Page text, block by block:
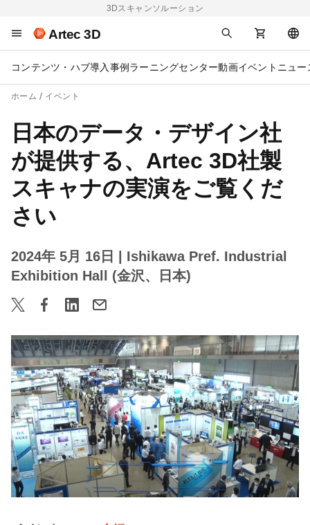
3Dスキャンソルーション
Artec 3D
コンテンツ・ハブ導入事例 ラーニングセンター動画イベント ニュー
ホーム イベント
日本のデータ・デザイン社
が提供する、Artec 3D社製
スキャナの実演をご覧くだ
さい
2024年 5月 16日
| Ishikawa Pref. Industrial
Exhibition Hall (金沢、日本)